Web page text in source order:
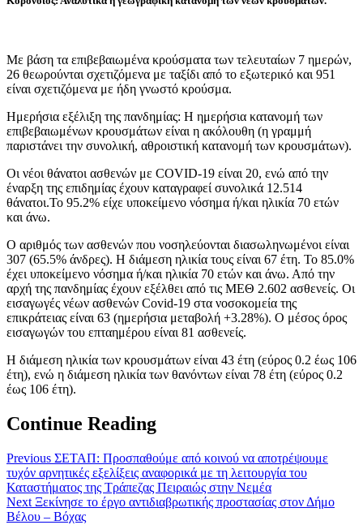
Με βάση τα επιβεβαιωμένα κρούσματα των τελευταίων 7 ημερών,
26 θεωρούνται σχετιζόμενα με ταξίδι από το εξωτερικό και 951
είναι σχετιζόμενα με ήδη γνωστό κρούσμα.
Ημερήσια εξέλιξη της πανδημίας: Η ημερήσια κατανομή των
επιβεβαιωμένων κρουσμάτων είναι η ακόλουθη (η γραμμή
παριστάνει την συνολική, αθροιστική κατανομή των κρουσμάτων).
Οι νέοι θάνατοι ασθενών με COVID-19 είναι 20, ενώ από την
έναρξη της επιδημίας έχουν καταγραφεί συνολικά 12.514
θάνατοι.Το 95.2% είχε υποκείμενο νόσημα ή/και ηλικία 70 ετών
και άνω.
Ο αριθμός των ασθενών που νοσηλεύονται διασωληνωμένοι είναι
307 (65.5% άνδρες). Η διάμεση ηλικία τους είναι 67 έτη. To 85.0%
έχει υποκείμενο νόσημα ή/και ηλικία 70 ετών και άνω. Από την
αρχή της πανδημίας έχουν εξέλθει από τις ΜΕΘ 2.602 ασθενείς. Οι
εισαγωγές νέων ασθενών Covid-19 στα νοσοκομεία της
επικράτειας είναι 63 (ημερήσια μεταβολή +3.28%). Ο μέσος όρος
εισαγωγών του επταημέρου είναι 81 ασθενείς.
Η διάμεση ηλικία των κρουσμάτων είναι 43 έτη (εύρος 0.2 έως 106
έτη), ενώ η διάμεση ηλικία των θανόντων είναι 78 έτη (εύρος 0.2
έως 106 έτη).
Continue Reading
Previous ΣΕΤΑΠ: Προσπαθούμε από κοινού να αποτρέψουμε
τυχόν αρνητικές εξελίξεις αναφορικά με τη λειτουργία του
Καταστήματος της Τράπεζας Πειραιώς στην Νεμέα
Next Ξεκίνησε το έργο αντιδιαβρωτικής προστασίας στον Δήμο
Βέλου – Βόχας